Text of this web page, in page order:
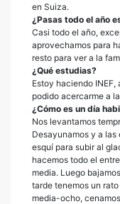
en Suiza.
¿Pasas todo el año
Casi todo el año,
aprovechamos para
resto para ver a la
¿Qué estudias?
Estoy haciendo
podido acercarme a
¿Cómo es un día
Nos levantamos
Desayunamos y a
esquí para subir al
hacemos todo el
media. Luego
tarde tenemos un
media-ocho,